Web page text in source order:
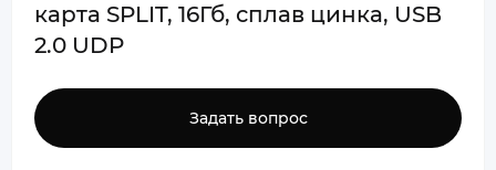
карта SPLIT, 16Гб, сплав цинка, USB
2.0 UDP
Задать вопрос